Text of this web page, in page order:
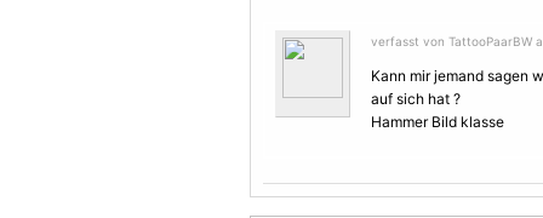
verfasst von TattooPaarBW
Kann mir jemand sagen
auf sich hat ?
Hammer Bild klasse